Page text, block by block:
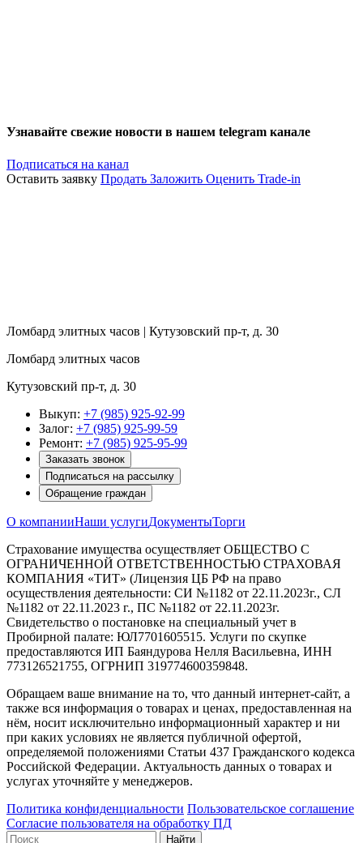
Узнавайте свежие новости в нашем telegram канале
Подписаться на канал
Оставить заявку Продать Заложить Оценить Trade-in
Ломбард элитных часов | Кутузовский пр-т, д. 30
Ломбард элитных часов
Кутузовский пр-т, д. 30
Выкуп: +7 (985) 925-92-99
Залог: +7 (985) 925-99-59
Ремонт: +7 (985) 925-95-99
Заказать звонок
Подписаться на рассылку
Обращение граждан
О компанииНаши услугиДокументыТорги
Страхование имущества осуществляет ОБЩЕСТВО С
ОГРАНИЧЕННОЙ ОТВЕТСТВЕННОСТЬЮ СТРАХОВАЯ
КОМПАНИЯ «ТИТ» (Лицензия ЦБ РФ на право
осуществления деятельности: СИ №1182 от 22.11.2023г., СЛ
№1182 от 22.11.2023 г., ПС №1182 от 22.11.2023г.
Свидетельство о постановке на специальный учет в
Пробирной палате: ЮЛ7701605515. Услуги по скупке
предоставляются ИП Баяндурова Нелля Васильевна, ИНН
773126521755, ОГРНИП 319774600359848.
Обращаем ваше внимание на то, что данный интернет-сайт, а
также вся информация о товарах и ценах, предоставленная на
нём, носит исключительно информационный характер и ни
при каких условиях не является публичной офертой,
определяемой положениями Статьи 437 Гражданского кодекса
Российской Федерации. Актуальность данных о товарах и
услугах уточняйте у менеджеров.
Политика конфиденциальности Пользовательское соглашение
Согласие пользователя на обработку ПД
Найти